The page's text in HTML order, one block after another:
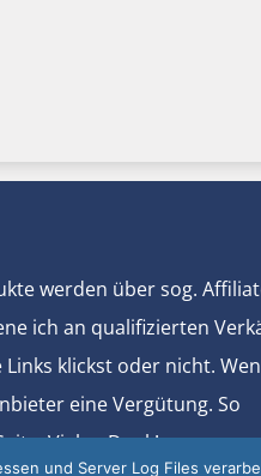
werden über sog.
ich an qualifizierten
klickst oder nicht.
eine Vergütung. So
Vielen Dank!
und Server Log Files